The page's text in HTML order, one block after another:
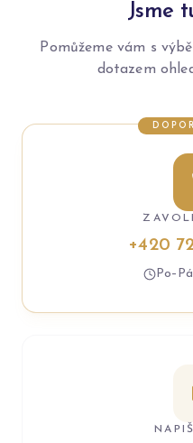
Jsme
Pomůžeme vám s
dotazem
+420